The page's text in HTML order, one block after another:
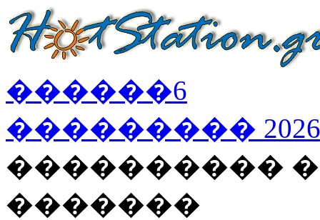
������6
��������� 2026
����������
�������